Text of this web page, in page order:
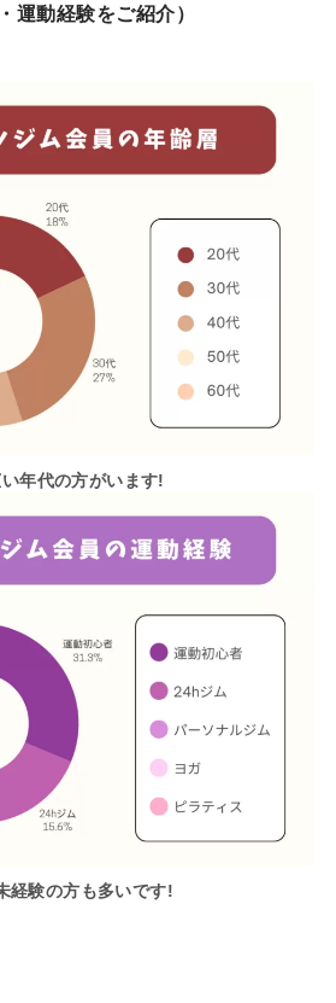
運動経験をご紹介）
年代の方がいます!
経験の方も多いです!